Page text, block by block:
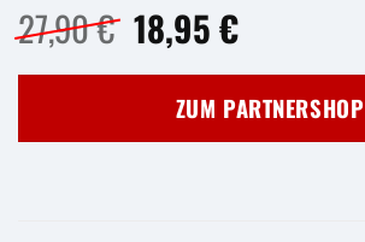
27,90€ Ursprünglicher
Preis
war:
27,90 €
18,95€Aktueller
ist:
18,95 €.
ZUM PARTNERSHOP